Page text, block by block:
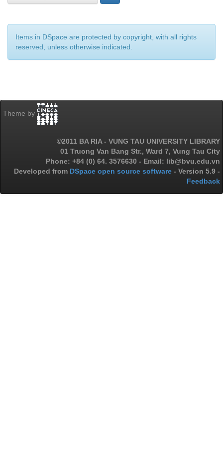
Items in DSpace are protected by copyright, with all rights
reserved, unless otherwise indicated.
Theme by
©2011 BA RIA - VUNG TAU UNIVERSITY LIBRARY
01 Truong Van Bang Str., Ward 7, Vung Tau City
Phone: +84 (0) 64. 3576630 - Email: lib@bvu.edu.vn
Developed from DSpace open source software - Version 5.9 -
Feedback